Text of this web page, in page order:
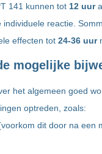
141 kunnen tot 12 uur
individuele reactie.
effecten tot24-36 uur
mogelijke
het algemeen goed
optreden, zoals:
dit door na een